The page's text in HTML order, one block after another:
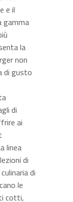
e il
gamma
la
non
di gusto
di
ai
linea
di
di
le
cotti,